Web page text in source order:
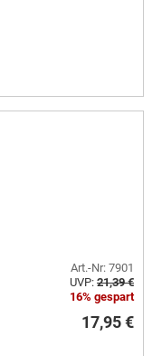
Art.-Nr: 7901
UVP: 21,39 €
16% gespart
17,95 €